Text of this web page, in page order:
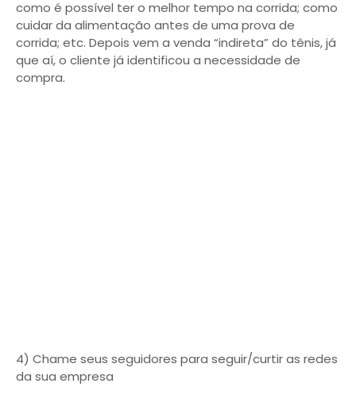
como é possível ter o melhor tempo na corrida; como
cuidar da alimentação antes de uma prova de
corrida; etc. Depois vem a venda “indireta” do tênis, já
que aí, o cliente já identificou a necessidade de
compra.
4) Chame seus seguidores para seguir/curtir as redes
da sua empresa